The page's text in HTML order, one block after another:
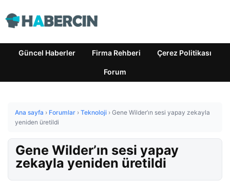
Güncel Haberler Firma Rehberi Çerez Politikası
Forum
Ana sayfa › Forumlar › Teknoloji › Gene Wilder’ın sesi yapay zekayla
yeniden üretildi
Gene Wilder’ın sesi yapay
zekayla yeniden üretildi